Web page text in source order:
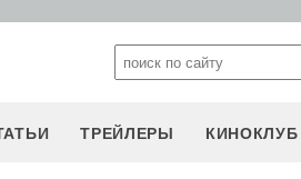
ТРЕЙЛЕРЫ КИНОКЛУБ